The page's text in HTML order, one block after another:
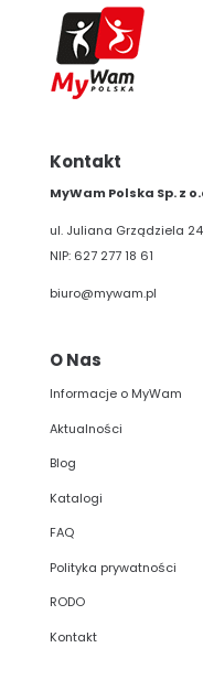
Kontakt
MyWam Polska Sp. z
ul. Juliana Grządziela
NIP: 627 277 18 61
biuro@mywam.pl
O Nas
Informacje o MyWam
Aktualności
Blog
Katalogi
FAQ
Polityka prywatności
RODO
Kontakt